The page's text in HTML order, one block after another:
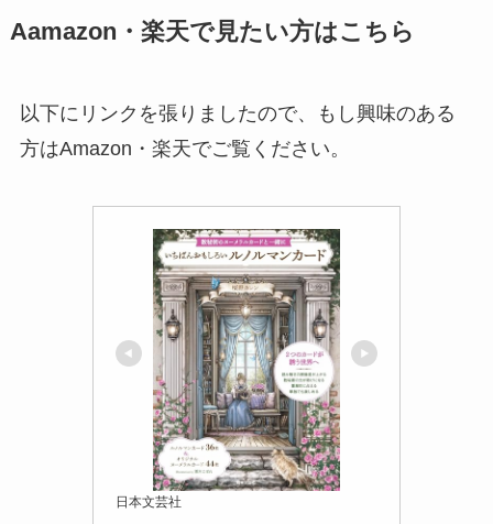
Aamazon・楽天で見たい方はこちら
以下にリンクを張りましたので、もし興味のある
方はAmazon・楽天でご覧ください。
日本文芸社